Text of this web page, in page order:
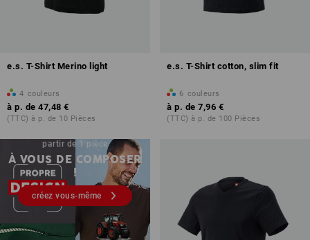
e.s. T-Shirt Merino light
4 couleurs
à p. de 47,48 €
(TTC) à p. de 10 Pièces
e.s. T-Shirt cotton, slim fit
6 couleurs
à p. de 7,96 €
(TTC) à p. de 100 Pièces
partir de 1 pièce
À VOUS DE COMPOSER
!
créez vous-même